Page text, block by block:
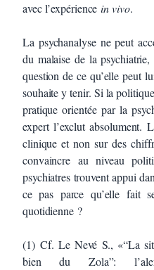
avec l’expériencein vivo.
La psychanalyse ne peut
du malaise de la
question de ce qu’elle peut
souhaite y tenir. Si la
pratique orientée par la
expert l’exclut absolument.
clinique et non sur des
convaincre au niveau
psychiatres trouvent appui
ce pas parce qu’elle fait
quotidienne ?
(1) Cf. Le Nevé S., «“La
bien du Zola”: